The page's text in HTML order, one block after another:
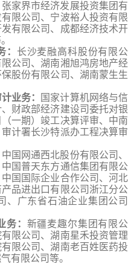
张家界市经济发展投资集团有
限公司、宁波裕人投资有限
有限公司、成都经济技术开
： 长沙麦融高科股份有限公
公司、湖南湘旭鸿房地产经
股份有限公司、湖南蒙生生
业务：
国家计算机网络与信
财政部经济建设司委托对银
一期）竣工决算评审、中南
计署长沙特派办工程决算审
中国网通西北股份有限公司、
国普天东方通信集团有限公
国国际企业合作公司、河北
品进出口有限公司浙江分公
、广东省石油企业集团公司
务： 新疆麦趣尔集团有限公
限公司、湖南星禾投资管理
限公司、湖南老百姓医药投
有限公司等。